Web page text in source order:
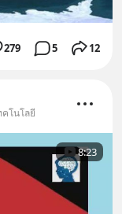
279 5 12
คโนโลยี
8:23